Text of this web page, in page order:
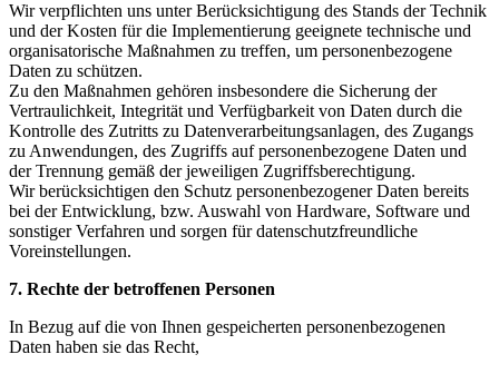
Wir verpflichten uns unter Berücksichtigung des Stands der Technik
und der Kosten für die Implementierung geeignete technische und
organisatorische Maßnahmen zu treffen, um personenbezogene
Daten zu schützen.
Zu den Maßnahmen gehören insbesondere die Sicherung der
Vertraulichkeit, Integrität und Verfügbarkeit von Daten durch die
Kontrolle des Zutritts zu Datenverarbeitungsanlagen, des Zugangs
zu Anwendungen, des Zugriffs auf personenbezogene Daten und
der Trennung gemäß der jeweiligen Zugriffsberechtigung.
Wir berücksichtigen den Schutz personenbezogener Daten bereits
bei der Entwicklung, bzw. Auswahl von Hardware, Software und
sonstiger Verfahren und sorgen für datenschutzfreundliche
Voreinstellungen.
7. Rechte der betroffenen Personen
In Bezug auf die von Ihnen gespeicherten personenbezogenen
Daten haben sie das Recht,